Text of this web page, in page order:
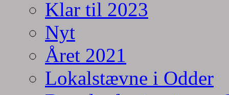
Klar til 2023
Nyt
Året 2021
Lokalstævne i Odder